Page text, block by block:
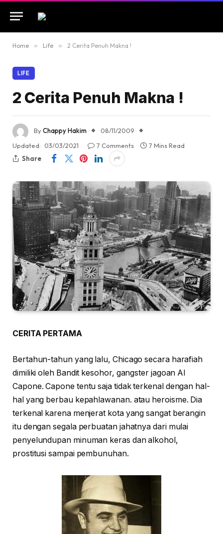
Home » Life » 2 Cerita Penuh Makna !
LIFE
2 Cerita Penuh Makna !
ByChappy Hakim
08/11/2009
Updated: 03/03/2021 7 Comments
7 Mins Read
Share
CERITA PERTAMA
Bertahun-tahun yang lalu, Chicago secara harafiah
dimiliki oleh Bandit kesohor, gangster jagoan Al
Capone. Capone tentu saja tidak terkenal dengan hal-
hal yang berbau kepahlawanan. atau heroisme. Dia
terkenal karena menjerat kota yang sangat berangin
itu dengan segala perbuatan jahatnya dari mulai
penyelundupan minuman keras dan alkohol,
prostitusi sampai pembunuhan.